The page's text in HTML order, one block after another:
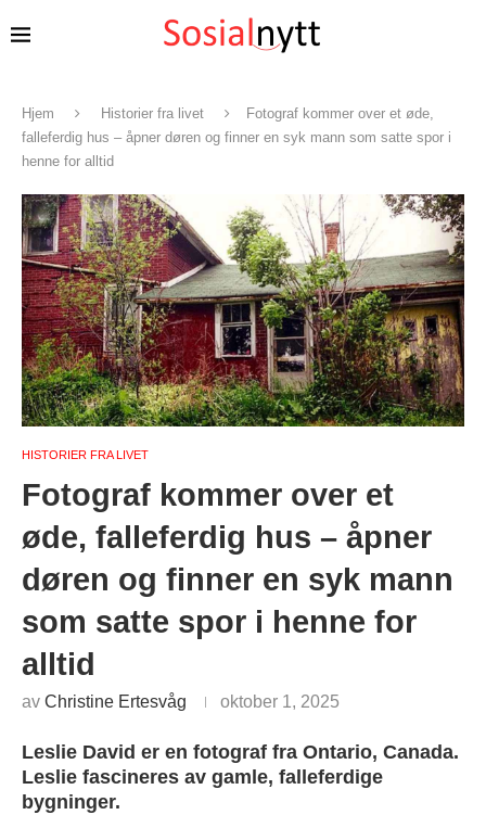
Hjem Historier fra livet
Fotograf kommer over et øde,
falleferdig hus – åpner døren og finner en syk mann som satte spor i
henne for alltid
HISTORIER FRA LIVET
Fotograf kommer over et
øde, falleferdig hus – åpner
døren og finner en syk mann
som satte spor i henne for
alltid
av Christine Ertesvåg oktober 1, 2025
Leslie David er en fotograf fra Ontario, Canada.
Leslie fascineres av gamle, falleferdige
bygninger.